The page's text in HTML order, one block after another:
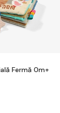
Fermă 0m+